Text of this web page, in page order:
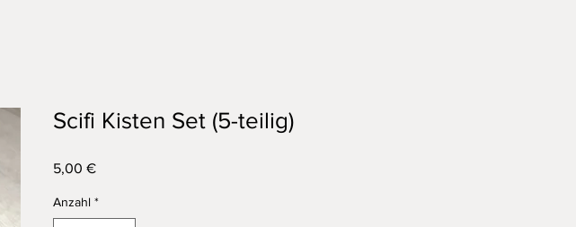
Scifi Kisten Set (5-teilig)
5,00 €Preis
Anzahl *